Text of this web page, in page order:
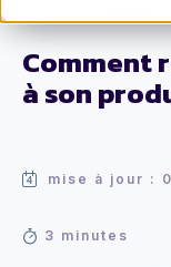
Comment
à son
mise à jour :
3 minutes